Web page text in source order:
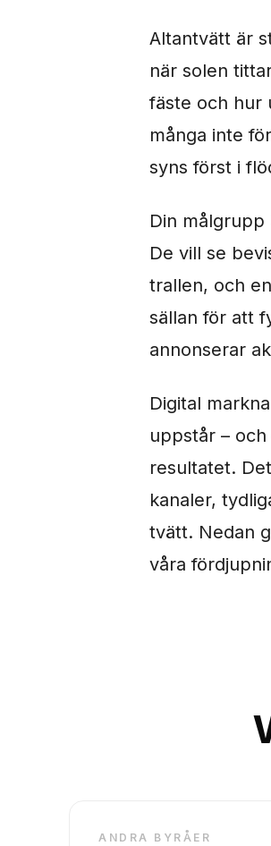
Altantvätt är
när solen
fäste och hur
många inte
syns först i
Din
De vill se
trallen, och
sällan för att
annonserar
Digital
uppstår –
resultatet.
kanaler,
tvätt. Nedan
våra
ANDRA BYRÅER